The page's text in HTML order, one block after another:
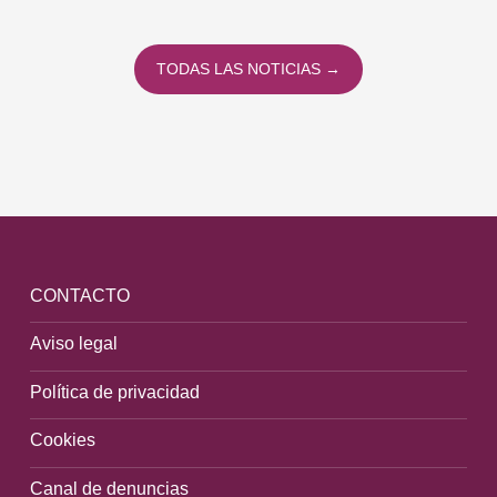
TODAS LAS NOTICIAS →
CONTACTO
Aviso legal
Política de privacidad
Cookies
Canal de denuncias